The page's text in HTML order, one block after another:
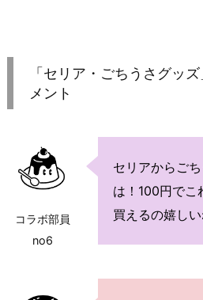
「セリア・ごちうさグッ
メント
コラボ部員
no6
セリアからご
は！100円でこ
買えるの嬉し